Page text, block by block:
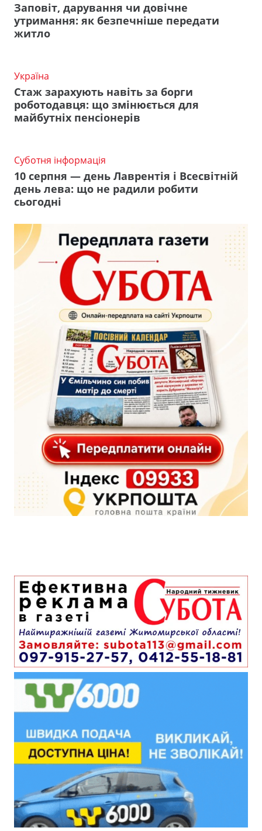
Заповіт, дарування чи довічне
утримання: як безпечніше передати
житло
Україна
Стаж зарахують навіть за борги
роботодавця: що змінюється для
майбутніх пенсіонерів
Суботня інформація
10 серпня — день Лаврентія і Всесвітній
день лева: що не радили робити
сьогодні